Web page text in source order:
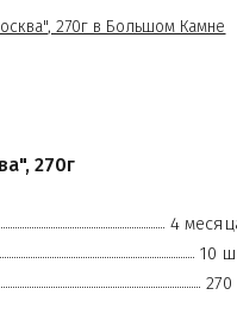
270г
4
10
270